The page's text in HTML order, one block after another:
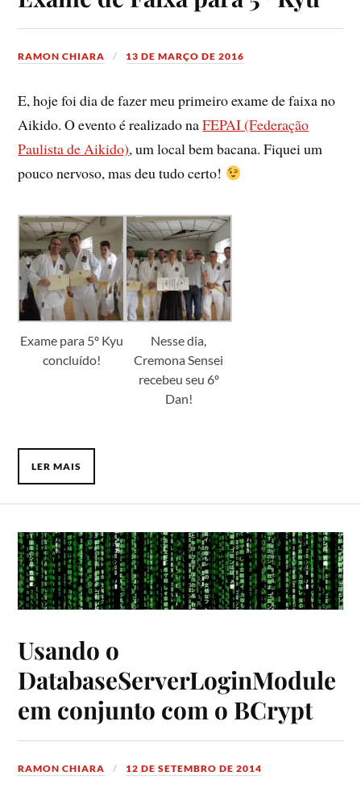
RAMON CHIARA 13 DE MARÇO DE 2016
E, hoje foi dia de fazer meu primeiro exame de faixa no
Aikido. O evento é realizado naFEPAI (Federação
Paulista de Aikido), um local bem bacana. Fiquei um
pouco nervoso, mas deu tudo certo!
Exame para 5º Kyu
concluído!
Nesse dia,
Cremona Sensei
recebeu seu 6º
Dan!
LER MAIS
Usando o
DatabaseServerLoginModule
em conjunto com o BCrypt
RAMON CHIARA 12 DE SETEMBRO DE 2014